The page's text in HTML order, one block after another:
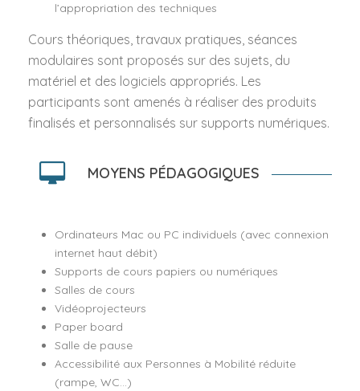
l’appropriation des techniques
Cours théoriques, travaux pratiques, séances
modulaires sont proposés sur des sujets, du
matériel et des logiciels appropriés. Les
participants sont amenés à réaliser des produits
finalisés et personnalisés sur supports numériques.
MOYENS PÉDAGOGIQUES
Ordinateurs Mac ou PC individuels (avec connexion
internet haut débit)
Supports de cours papiers ou numériques
Salles de cours
Vidéoprojecteurs
Paper board
Salle de pause
Accessibilité aux Personnes à Mobilité réduite
(rampe, WC...)